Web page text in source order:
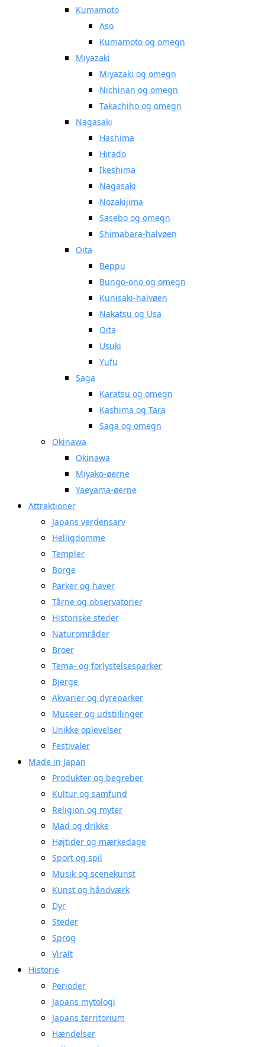
Kumamoto
Aso
Kumamoto og omegn
Miyazaki
Miyazaki og omegn
Nichinan og omegn
Takachiho og omegn
Nagasaki
Hashima
Hirado
Ikeshima
Nagasaki
Nozakijima
Sasebo og omegn
Shimabara-halvøen
Oita
Beppu
Bungo-ono og omegn
Kunisaki-halvøen
Nakatsu og Usa
Oita
Usuki
Yufu
Saga
Karatsu og omegn
Kashima og Tara
Saga og omegn
Okinawa
Okinawa
Miyako-øerne
Yaeyama-øerne
Attraktioner
Japans verdensarv
Helligdomme
Templer
Borge
Parker og haver
Tårne og observatorier
Historiske steder
Naturområder
Broer
Tema- og forlystelsesparker
Bjerge
Akvarier og dyreparker
Museer og udstillinger
Unikke oplevelser
Festivaler
Made in Japan
Produkter og begreber
Kultur og samfund
Religion og myter
Mad og drikke
Højtider og mærkedage
Sport og spil
Musik og scenekunst
Kunst og håndværk
Dyr
Steder
Sprog
Viralt
Historie
Perioder
Japans mytologi
Japans territorium
Hændelser